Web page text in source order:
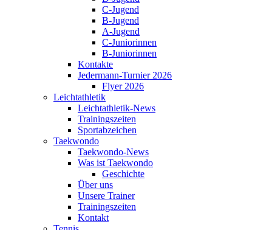
C-Jugend
B-Jugend
A-Jugend
C-Juniorinnen
B-Juniorinnen
Kontakte
Jedermann-Turnier 2026
Flyer 2026
Leichtathletik
Leichtathletik-News
Trainingszeiten
Sportabzeichen
Taekwondo
Taekwondo-News
Was ist Taekwondo
Geschichte
Über uns
Unsere Trainer
Trainingszeiten
Kontakt